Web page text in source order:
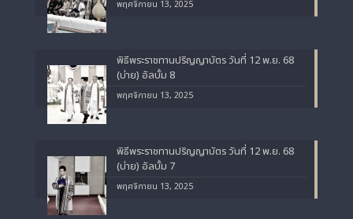
พฤศจิกายน 13, 2025
พิธีพระราชทานปริญญาบัตร วันที่ 12 พ.ย. 68
(บ่าย) อัลบั้ม 8
พฤศจิกายน 13, 2025
พิธีพระราชทานปริญญาบัตร วันที่ 12 พ.ย. 68
(บ่าย) อัลบั้ม 7
พฤศจิกายน 13, 2025